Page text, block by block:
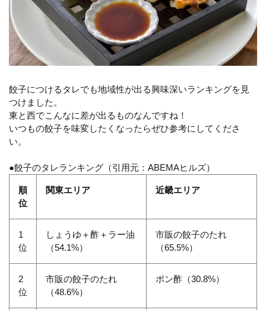
餃子につけるタレでも地域性が出る興味深いランキングを見
つけました。
東と西でこんなに差が出るものなんですね！
いつもの餃子を味変したくなったらぜひ参考にしてくださ
い。
●餃子のタレランキング（引用元：ABEMAヒルズ）
順
位
関東エリア 近畿エリア
1
位
しょうゆ＋酢＋ラー油
（54.1%）
市販の餃子のたれ
（65.5%）
2
位
市販の餃子のたれ
（48.6%）
ポン酢（30.8%）